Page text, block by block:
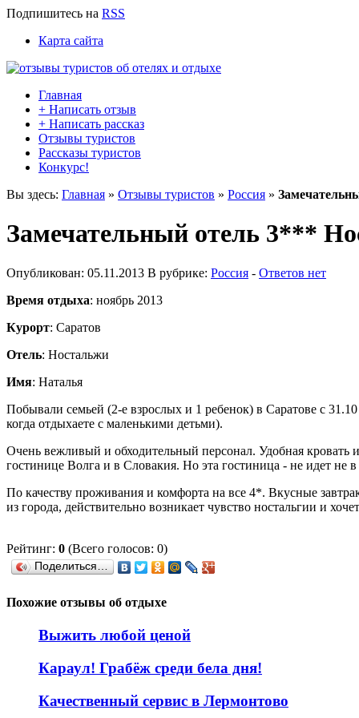
Подпишитесь на RSS
Карта сайта
Главная
+ Написать отзыв
+ Написать рассказ
Отзывы туристов
Рассказы туристов
Конкурс!
Вы здесь: Главная » Отзывы туристов » Россия »
Замечательный отель 3***
Опубликован: 05.11.2013 В рубрике: Россия - Ответов нет
Время отдыха: ноябрь 2013
Курорт: Саратов
Отель: Ностальжи
Имя: Наталья
Побывали семьей (2-е взрослых и 1 ребенок) в Саратове с
когда отдыхаете с маленькими детьми).
Очень вежливый и обходительный персонал. Удобная кровать
гостинице Волга и в Словакия. Но эта гостиница - не идет не в
По качеству проживания и комфорта на все 4*. Вкусные
из города, действительно возникает чувство ностальгии и
Рейтинг: 0 (Всего голосов: 0)
Поделиться…
Похожие отзывы об отдыхе
Выжить любой ценой
Караул! Грабёж среди бела дня!
Качественный сервис в Лермонтово